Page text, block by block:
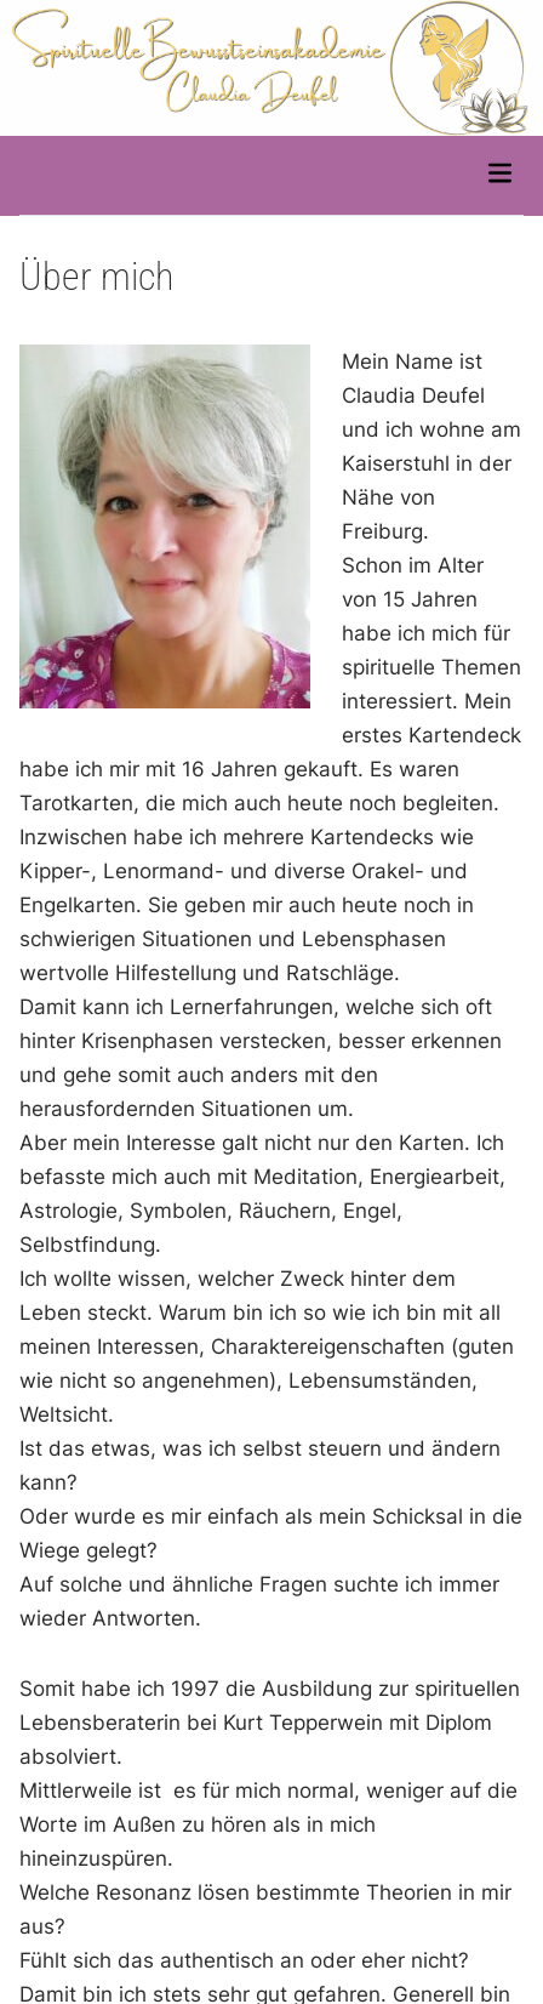
Skip
to
content
Main
Über mich
Mein Name ist
Claudia Deufel
und ich wohne am
Kaiserstuhl in der
Nähe von
Freiburg.
Schon im Alter
von 15 Jahren
habe ich mich für
spirituelle Themen
interessiert. Mein
erstes Kartendeck
habe ich mir mit 16 Jahren gekauft. Es waren
Tarotkarten, die mich auch heute noch begleiten.
Inzwischen habe ich mehrere Kartendecks wie
Kipper-, Lenormand- und diverse Orakel- und
Engelkarten. Sie geben mir auch heute noch in
schwierigen Situationen und Lebensphasen
wertvolle Hilfestellung und Ratschläge.
Damit kann ich Lernerfahrungen, welche sich oft
hinter Krisenphasen verstecken, besser erkennen
und gehe somit auch anders mit den
herausfordernden Situationen um.
Aber mein Interesse galt nicht nur den Karten. Ich
befasste mich auch mit Meditation, Energiearbeit,
Astrologie, Symbolen, Räuchern, Engel,
Selbstfindung.
Ich wollte wissen, welcher Zweck hinter dem
Leben steckt. Warum bin ich so wie ich bin mit all
meinen Interessen, Charaktereigenschaften (guten
wie nicht so angenehmen), Lebensumständen,
Weltsicht.
Ist das etwas, was ich selbst steuern und ändern
kann?
Oder wurde es mir einfach als mein Schicksal in die
Wiege gelegt?
Auf solche und ähnliche Fragen suchte ich immer
wieder Antworten.
Somit habe ich 1997 die Ausbildung zur spirituellen
Lebensberaterin bei Kurt Tepperwein mit Diplom
absolviert.
Mittlerweile ist es für mich normal, weniger auf die
Worte im Außen zu hören als in mich
hineinzuspüren.
Welche Resonanz lösen bestimmte Theorien in mir
aus?
Fühlt sich das authentisch an oder eher nicht?
Damit bin ich stets sehr gut gefahren. Generell bin